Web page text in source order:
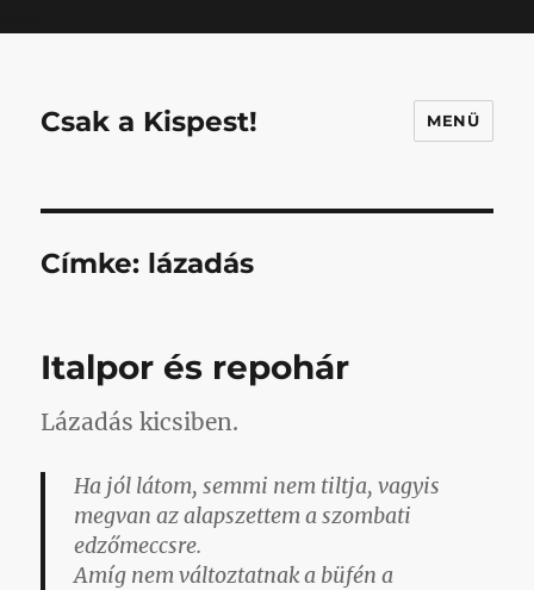
Csak a Kispest! MENÜ
Címke: lázadás
Italpor és repohár
Lázadás kicsiben.
Ha jól látom, semmi nem tiltja, vagyis
megvan az alapszettem a szombati
edzőmeccsre.
Amíg nem változtatnak a büfén a